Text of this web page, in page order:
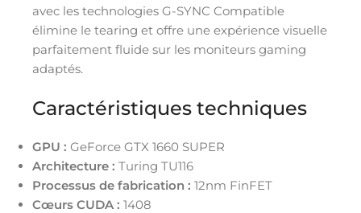
avec les technologies G-SYNC Compatible
élimine le tearing et offre une expérience visuelle
parfaitement fluide sur les moniteurs gaming
adaptés.
Caractéristiques techniques
GPU : GeForce GTX 1660 SUPER
Architecture : Turing TU116
Processus de fabrication : 12nm FinFET
Cœurs CUDA : 1408